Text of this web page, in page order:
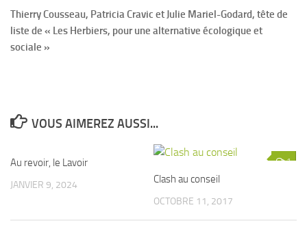
Thierry Cousseau, Patricia Cravic et Julie Mariel-Godard, tête de
liste de « Les Herbiers, pour une alternative écologique et
sociale »
VOUS AIMEREZ AUSSI...
Au revoir, le Lavoir
JANVIER 9, 2024
1
Clash au conseil
OCTOBRE 11, 2017